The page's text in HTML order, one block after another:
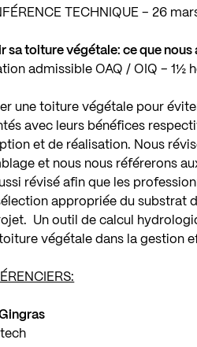
TECHNIQUE – 26
sa toiture végétale: ce que nous
admissible OAQ / OIQ – 1½
une toiture végétale pour
avec leurs bénéfices
et de réalisation. Nous
et nous nous référerons
révisé afin que les
appropriée du substrat
Un outil de calcul
toiture végétale dans la gestion